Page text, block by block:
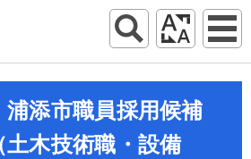
添市職員採用候補
木技術職・設備